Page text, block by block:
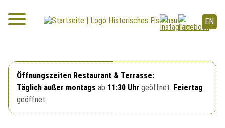
EN
Öffnungszeiten Restaurant & Terrasse:
Täglich außer montags ab 11:30 Uhr geöffnet. Feiertag
geöffnet.